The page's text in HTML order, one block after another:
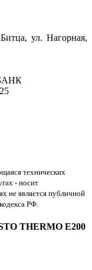
ул. Нагорная,
технических
- носит
не является публичной
РФ.
THERMO E200